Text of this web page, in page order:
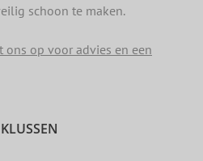
schoon te maken.
ons op voor advies en een